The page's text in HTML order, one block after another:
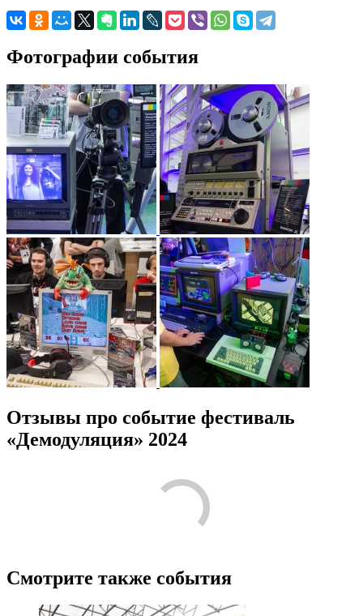
Фотографии события
Отзывы про событие фестиваль
«Демодуляция» 2024